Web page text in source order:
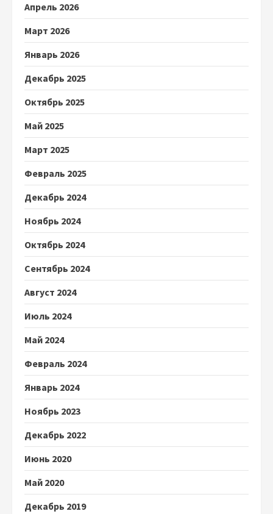
Апрель 2026
Март 2026
Январь 2026
Декабрь 2025
Октябрь 2025
Май 2025
Март 2025
Февраль 2025
Декабрь 2024
Ноябрь 2024
Октябрь 2024
Сентябрь 2024
Август 2024
Июль 2024
Май 2024
Февраль 2024
Январь 2024
Ноябрь 2023
Декабрь 2022
Июнь 2020
Май 2020
Декабрь 2019